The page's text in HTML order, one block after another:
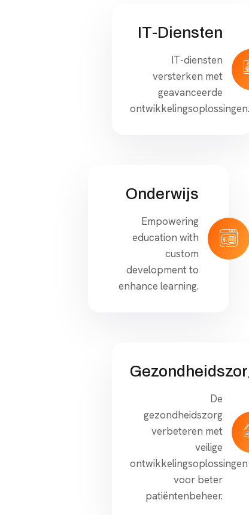
IT-Diensten
IT-diensten
versterken met
geavanceerde
ontwikkelingsoplossingen.
Onderwijs
Empowering
education with
custom
development to
enhance learning.
De
gezondheidszorg
verbeteren met
veilige
ontwikkelingsoplossingen
voor beter
patiëntenbeheer.